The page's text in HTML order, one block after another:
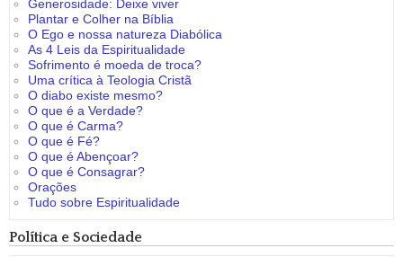
Generosidade: Deixe viver
Plantar e Colher na Bíblia
O Ego e nossa natureza Diabólica
As 4 Leis da Espiritualidade
Sofrimento é moeda de troca?
Uma crítica à Teologia Cristã
O diabo existe mesmo?
O que é a Verdade?
O que é Carma?
O que é Fé?
O que é Abençoar?
O que é Consagrar?
Orações
Tudo sobre Espiritualidade
Política e Sociedade